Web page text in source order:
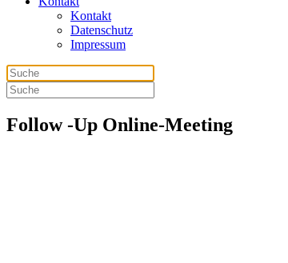
Kontakt
Datenschutz
Impressum
Follow -Up Online-Meeting